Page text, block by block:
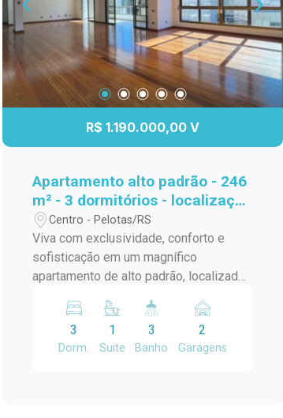
R$ 1.190.000,00 V
Apartamento alto padrão - 246
m² - 3 dormitórios - localização
Central.
Centro - Pelotas/RS
Viva com exclusividade, conforto e
sofisticação em um magnífico
apartamento de alto padrão, localizado
principais serviços, comércio e
conveniências da cidade. Com 246 m²
de área privativa, o imóvel oferece
3
Dorm.
1
Suite
3
Banho
2
Garagens